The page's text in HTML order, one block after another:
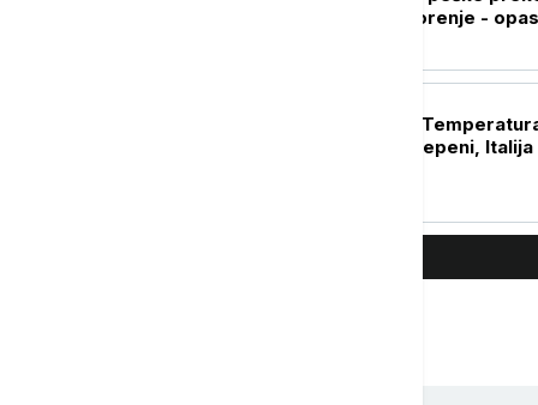
reke: Stiglo upozorenje -
Mediteran ključa:
mora prešla 30 stepeni, Italija